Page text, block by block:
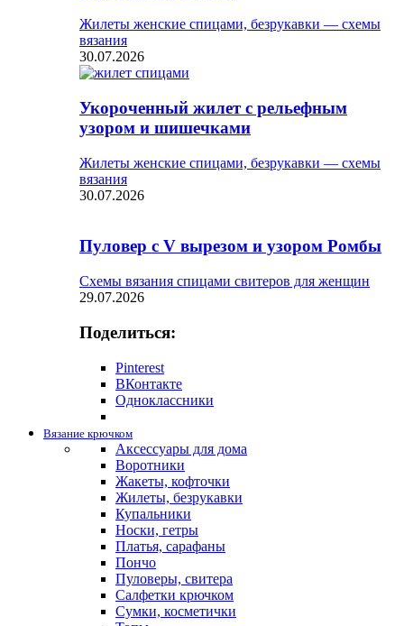
Жилеты женские спицами, безрукавки — схемы
вязания
30.07.2026
Укороченный жилет с рельефным
узором и шишечками
Жилеты женские спицами, безрукавки — схемы
вязания
30.07.2026
Пуловер с V вырезом и узором Ромбы
Схемы вязания спицами свитеров для женщин
29.07.2026
Поделиться:
Pinterest
ВКонтакте
Одноклассники
Вязание крючком
Аксессуары для дома
Воротники
Жакеты, кофточки
Жилеты, безрукавки
Купальники
Носки, гетры
Платья, сарафаны
Пончо
Пуловеры, свитера
Салфетки крючком
Сумки, косметички